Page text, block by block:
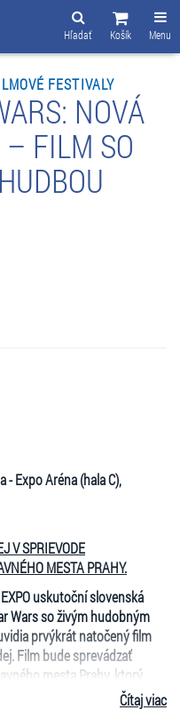
Menu
Košík
Hľadať
FESTIVALY
NOVÁ
FILM SO
- Expo Aréna (hala C),
V SPRIEVODE
MESTA PRAHY.
uskutoční slovenská
Wars so živým hudobným
prvýkrát natočený film
Film bude sprevádzať
mesta Prahy, ktorý
Johna Williamsa.Čítaj viac